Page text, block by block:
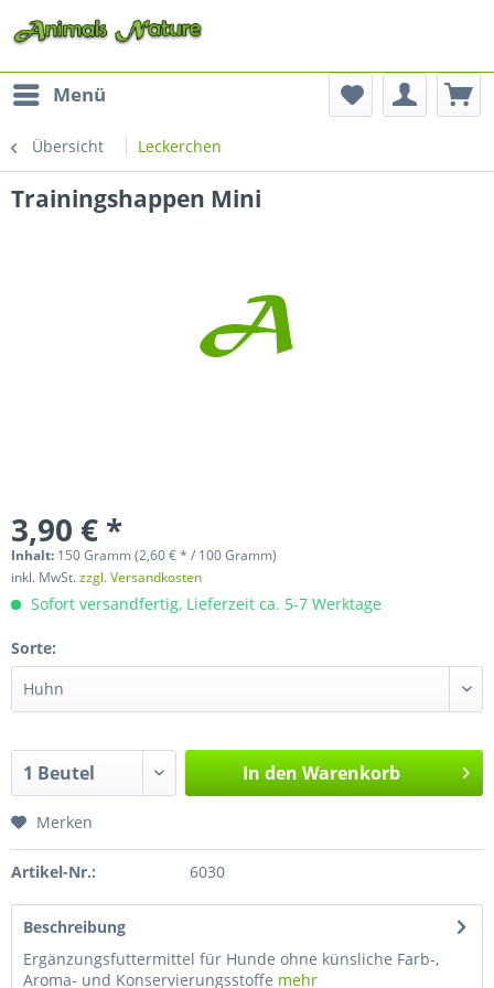
Menü
Übersicht Leckerchen
Trainingshappen Mini
3,90 € *
Inhalt: 150 Gramm (2,60 € * / 100 Gramm)
inkl. MwSt.zzgl. Versandkosten
Sofort versandfertig, Lieferzeit ca. 5-7 Werktage
Sorte:
In den Warenkorb
Merken
Artikel-Nr.: 6030
Beschreibung
Ergänzungsfuttermittel für Hunde ohne künsliche Farb-,
Aroma- und Konservierungsstoffe mehr